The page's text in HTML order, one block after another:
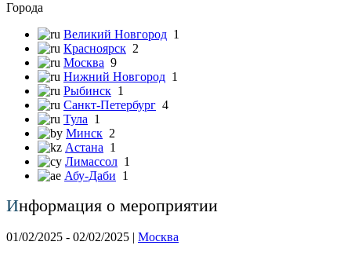
Города
Великий Новгород 1
Красноярск 2
Москва 9
Нижний Новгород 1
Рыбинск 1
Санкт-Петербург 4
Тула 1
Минск 2
Астана 1
Лимассол 1
Абу-Даби 1
Информация о мероприятии
01/02/2025 - 02/02/2025 | Москва